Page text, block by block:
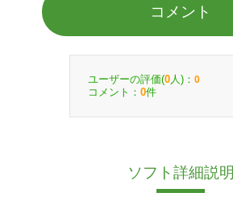
コメント
ユーザーの評価(0 人)： 0
コメント： 0件
ソフト詳細説明